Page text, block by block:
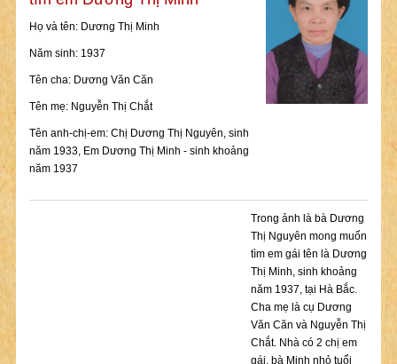
Họ và tên: Dương Thị Minh
Năm sinh: 1937
Tên cha: Dương Văn Căn
Tên mẹ: Nguyễn Thị Chắt
Tên anh-chị-em: Chị Dương Thị Nguyên, sinh
năm 1933, Em Dương Thị Minh - sinh khoảng
năm 1937
Trong ảnh là bà Dương
Thị Nguyên mong muốn
tìm em gái tên là Dương
Thị Minh, sinh khoảng
năm 1937, tại Hà Bắc.
Cha mẹ là cụ Dương
Văn Căn và Nguyễn Thị
Chắt. Nhà có 2 chị em
gái, bà Minh nhỏ tuổi